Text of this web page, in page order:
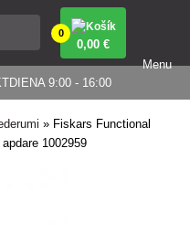
9:00 - 16:00
0
0,00 €
Menu
» Fiskars Functional
1002959